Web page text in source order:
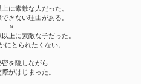
に素敵な人だった。
きない理由がある。
×
上に素敵な子だった。
にとられたくない。
密を隠しながら
がはじまった。